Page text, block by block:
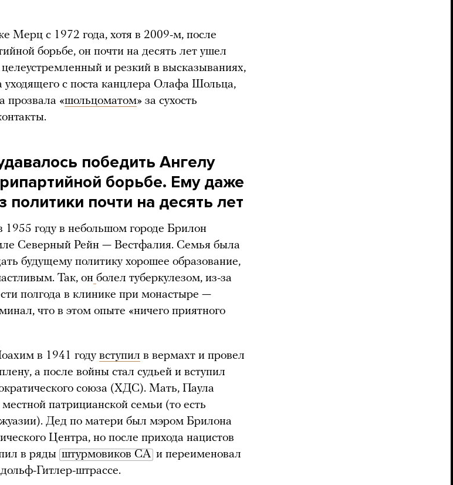
Мерц с 1972 года, хотя в 2009-м, после
борьбе, он почти на десять лет ушел
и резкий в высказываниях,
с поста канцлера Олафа Шольца,
прозвала «шольцоматом» за сухость
победить Ангелу
борьбе. Ему даже
политики почти на десять лет
году в небольшом городе Брилон
Северный Рейн — Вестфалия. Семья была
будущему политику хорошее образование,
Так, он болел туберкулезом, из-за
полгода в клинике при монастыре —
что в этом опыте «ничего приятного
в 1941 году вступил в вермахт и провел
а после войны стал судьей и вступил
союза (ХДС). Мать, Паула
патрицианской семьи (то есть
Дед по матери был мэром Брилона
Центра, но после прихода нацистов
в ряды штурмовиков СА и переименовал
Гитлер-штрассе.